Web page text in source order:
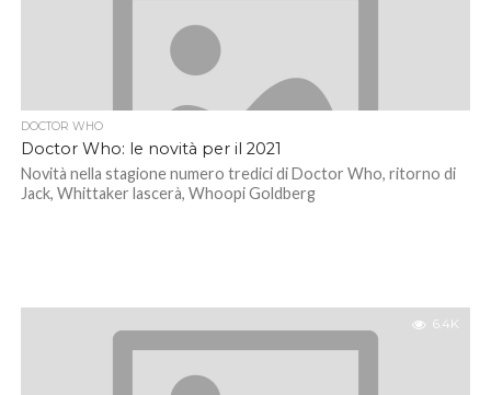
DOCTOR WHO
Doctor Who: le novità per il 2021
Novità nella stagione numero tredici di Doctor Who, ritorno di
Jack, Whittaker lascerà, Whoopi Goldberg
6.4K